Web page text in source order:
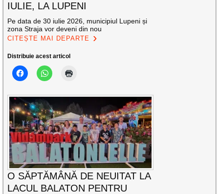
IULIE, LA LUPENI
Pe data de 30 iulie 2026, municipiul Lupeni și
zona Straja vor deveni din nou
CITEȘTE MAI DEPARTE
Distribuie acest articol
O SĂPTĂMÂNĂ DE NEUITAT LA
LACUL BALATON PENTRU